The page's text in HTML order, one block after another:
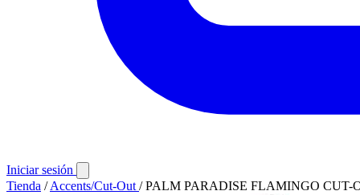
Iniciar sesión
Tienda / Accents/Cut-Out / PALM PARADISE FLAMINGO CUT-